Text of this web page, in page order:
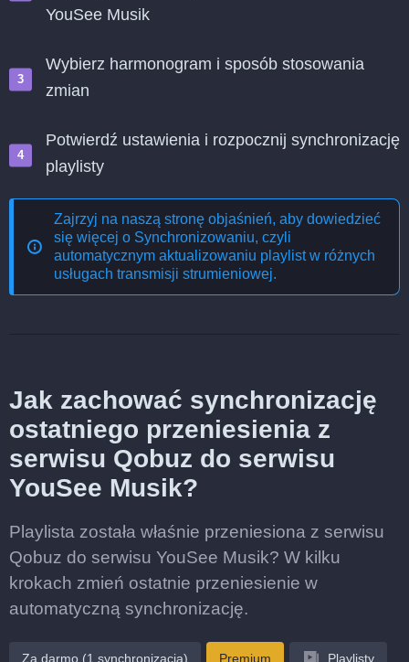
YouSee Musik
Wybierz harmonogram i sposób stosowania
zmian
Potwierdź ustawienia i rozpocznij synchronizację
playlisty
Zajrzyj na naszą stronę objaśnień, aby dowiedzieć
się więcej o Synchronizowaniu, czyli
automatycznym aktualizowaniu playlist w różnych
usługach transmisji strumieniowej.
Jak zachować synchronizację
ostatniego przeniesienia z
serwisu Qobuz do serwisu
YouSee Musik?
Playlista została właśnie przeniesiona z serwisu
Qobuz do serwisu YouSee Musik? W kilku
krokach zmień ostatnie przeniesienie w
automatyczną synchronizację.
Za darmo (1 synchronizacja) Premium Playlisty